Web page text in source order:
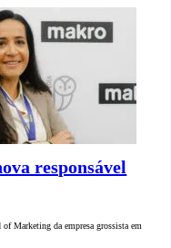
responsável
Marketing da empresa grossista em